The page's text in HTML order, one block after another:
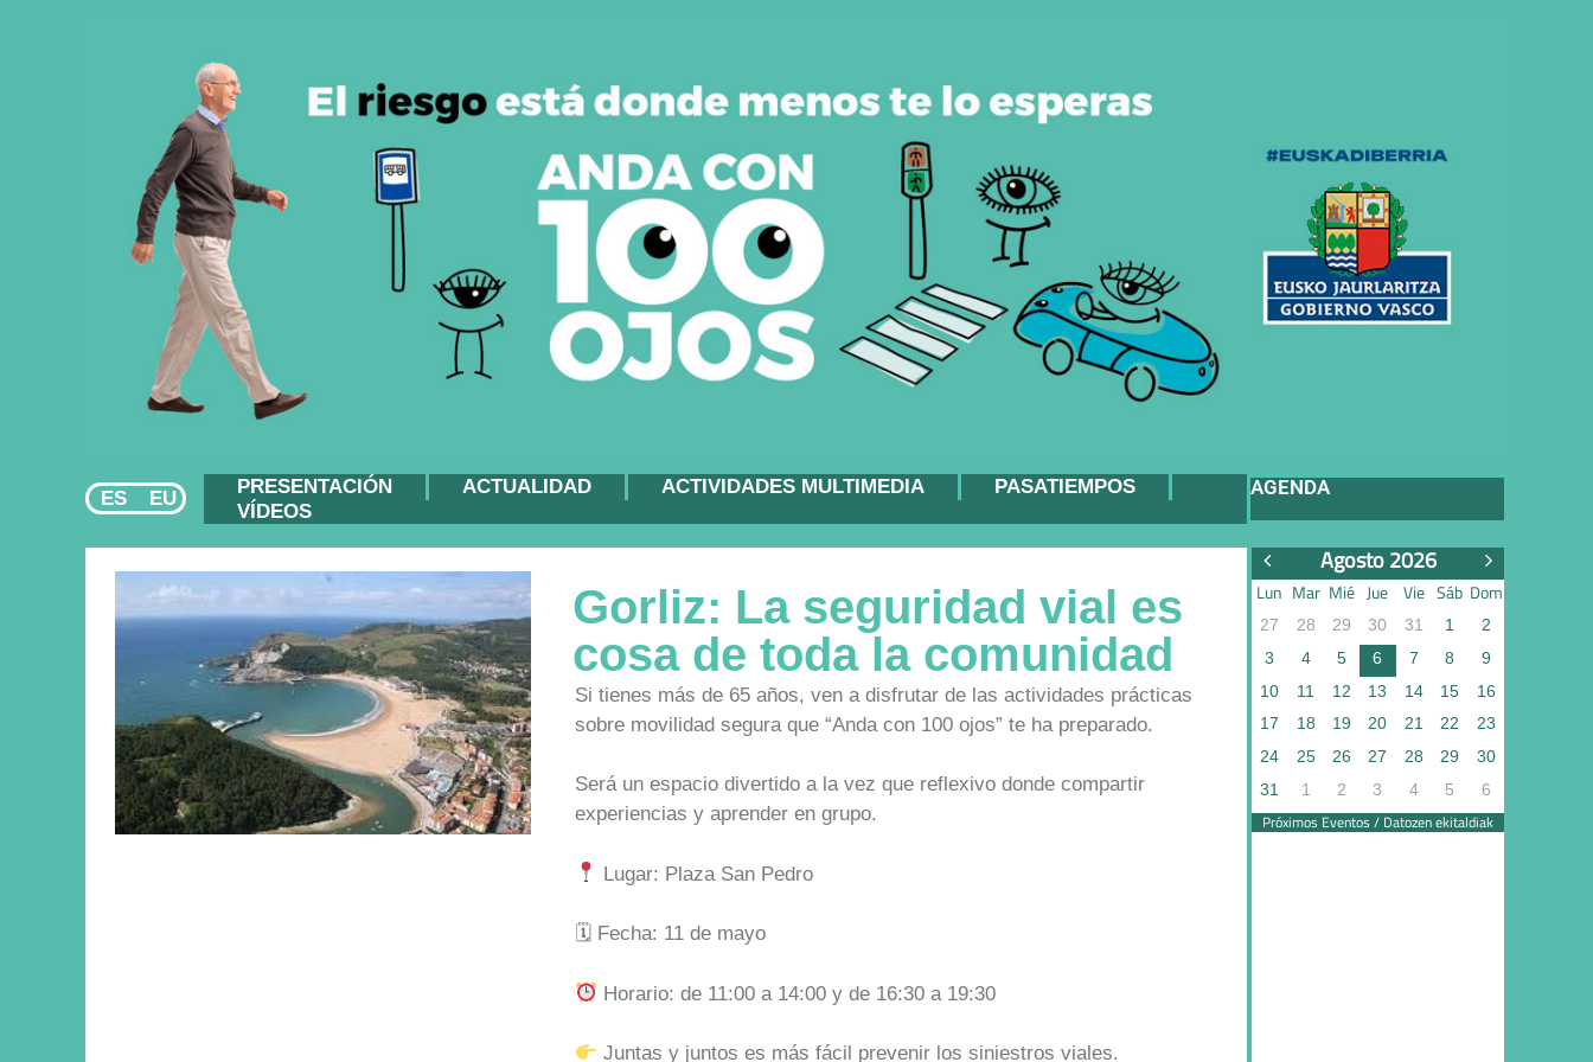
ES EU
PRESENTACIÓN ACTUALIDAD ACTIVIDADES MULTIMEDIA
PASATIEMPOS
VÍDEOS
AGENDA
Gorliz: La seguridad vial es
cosa de toda la comunidad
Si tienes más de 65 años, ven a disfrutar de las actividades prácticas
sobre movilidad segura que “Anda con 100 ojos” te ha preparado.
Será un espacio divertido a la vez que reflexivo donde compartir
experiencias y aprender en grupo.
Lugar: Plaza San Pedro
🗓 Fecha: 11 de mayo
Horario: de 11:00 a 14:00 y de 16:30 a 19:30
Juntas y juntos es más fácil prevenir los siniestros viales.
Agosto 2026
Lun Mar Mié Jue Vie Sáb Dom
27 28 29 30 31 1
2
3
4 5 6 7 8
9
10
11 12 13 14 15
16
17
18 19 20 21 22
23
24
25 26 27 28 29
30
31
1 2 3 4 5 6
Próximos Eventos / Datozen ekitaldiak